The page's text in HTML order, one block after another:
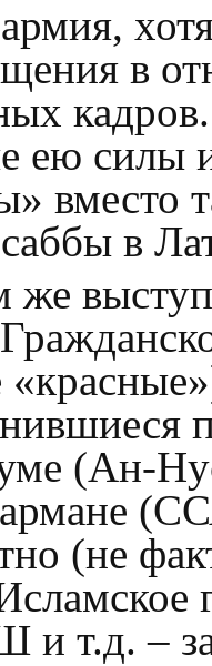
в
ею силы
вместо
в
уме (Ан-
(не
т.д. –